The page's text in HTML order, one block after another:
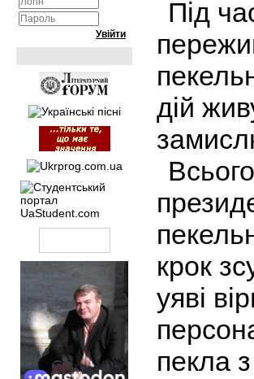
Під
дій
крок
уяві
пекла